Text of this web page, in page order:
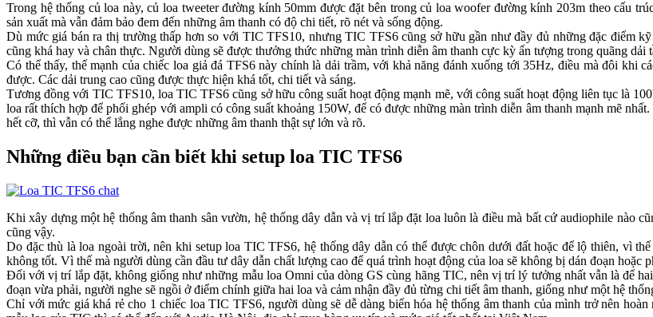
Trong hệ thống củ loa này, củ loa tweeter đường kính 50mm được đặt bên trong củ loa woofer đường kính 203m theo cấu
sản xuất mà vẫn đảm bảo đem đến những âm thanh có độ chi tiết, rõ nét và sống động.
Dù mức giá bán ra thị trường thấp hơn so với TIC TFS10, nhưng TIC TFS6 cũng sở hữu gần như đầy đủ những đặc điểm
cũng khá hay và chân thực. Người dùng sẽ được thưởng thức những màn trình diễn âm thanh cực kỳ ấn tượng trong quãng
Có thể thấy, thế mạnh của chiếc loa giả đá TFS6 này chính là dải trầm, với khả năng đánh xuống tới 35Hz, điều mà đôi khi
được. Các dải trung cao cũng được thực hiện khá tốt, chi tiết và sáng.
Tương đồng với TIC TFS10, loa TIC TFS6 cũng sở hữu công suất hoạt động mạnh mẽ, với công suất hoạt động liên tục là
loa rất thích hợp để phối ghép với ampli có công suất khoảng 150W, để có được những màn trình diễn âm thanh mạnh mẽ
hết cỡ, thì vẫn có thể lắng nghe được những âm thanh thật sự lớn và rõ.
Những điều bạn cần biết khi setup loa TIC TFS6
Khi xây dựng một hệ thống âm thanh sân vườn, hệ thống dây dẫn và vị trí lắp đặt loa luôn là điều mà bất cứ audiophile nào
cũng vậy.
Do đặc thù là loa ngoài trời, nên khi setup loa TIC TFS6, hệ thống dây dẫn có thể được chôn dưới đất hoặc để lộ thiên, vì
không tốt. Vì thế mà người dùng cần đầu tư dây dẫn chất lượng cao để quá trình hoạt động của loa sẽ không bị dán đoạn hoặc
Đối với vị trí lắp đặt, không giống như những mẫu loa Omni của dòng GS cùng hãng TIC, nên vị trí lý tưởng nhất vẫn là để
đoạn vừa phải, người nghe sẽ ngồi ở điểm chính giữa hai loa và cảm nhận đầy đủ từng chi tiết âm thanh, giống như một hệ
Chỉ với mức giá khá rẻ cho 1 chiếc loa TIC TFS6, người dùng sẽ dễ dàng biến hóa hệ thống âm thanh của mình trở nên